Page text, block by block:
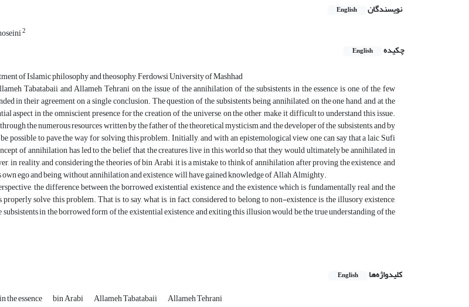
نویسندگان English
2
چکیده English
of Islamic philosophy and theosophy, Ferdowsi University of Mashhad
Tabatabaii and Allameh Tehrani on the issue of the annihilation of the subsistents in the essence is one of the few
in their agreement on a single conclusion. The question of the subsistents being annihilated, on the one hand, and at the
aspect in the omniscient presence for the creation of the universe, on the other, make it difficult to understand this issue.
the numerous resources written by the father of the theoretical mysticism and the developer of the subsistents, and by
possible to pave the way for solving this problem. Initially, and with an epistemological view one can say that a laic Sufi
of annihilation has led to the belief that the creatures live in this world so that they would ultimately be annihilated in
in reality, and considering the theories of bin Arabi, it is a mistake to think of annihilation after proving the existence, and
own ego and being, without annihilation and existence, will have gained knowledge of Allah Almighty.
the difference between the borrowed existential existence and the existence which is fundamentally real and the
properly solve this problem. That is to say, what is, in fact, considered to belong to non-existence is the illusory existence,
subsistents in the borrowed form of the existential existence and exiting this illusion would be the true understanding of the
کلیدواژه‌ها English
the essence bin Arabi Allameh Tabatabaii Allameh Tehrani